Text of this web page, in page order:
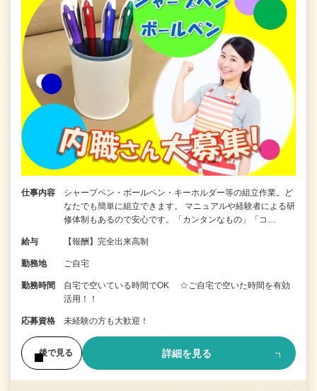
仕事内容
シャープペン・ボールペン・キーホルダー等の組立作業。ど
なたでも簡単に組立できます。 マニュアルや経験者による研
修体制もあるので安心です。「カンタンなもの」「コ…
給与 【報酬】完全出来高制
勤務地 ご自宅
勤務時間
自宅で空いている時間でOK ☆ご自宅で空いた時間を有効
活用！！
応募資格 未経験の方も大歓迎！
後で見る 詳細を見る